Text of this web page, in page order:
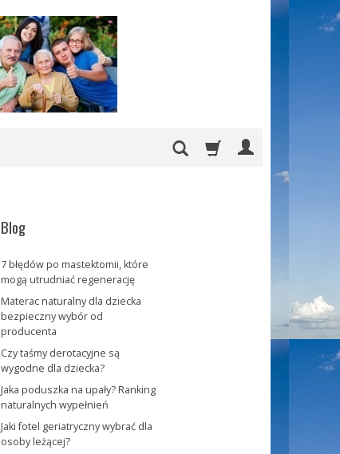
Blog
7 błędów po mastektomii, które
mogą utrudniać regenerację
Materac naturalny dla dziecka
bezpieczny wybór od
producenta
Czy taśmy derotacyjne są
wygodne dla dziecka?
Jaka poduszka na upały? Ranking
naturalnych wypełnień
Jaki fotel geriatryczny wybrać dla
osoby leżącej?